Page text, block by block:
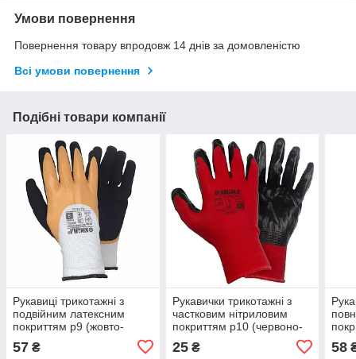
Умови повернення
Повернення товару впродовж 14 днів за домовленістю
Всі умови повернення
Подібні товари компанії
Рукавиці трикотажні з
подвійним латексним
покриттям р9 (жовто-
(9445611)
57 ₴
Рукавички трикотажні з
частковим нітриловим
покриттям р10 (червоно-
чорні манжет) КРАТНО 12
парам SIGMA
25₴ 58